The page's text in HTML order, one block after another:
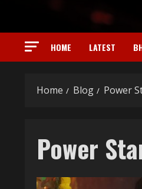
HOME LATEST
Home Blog Power
Power